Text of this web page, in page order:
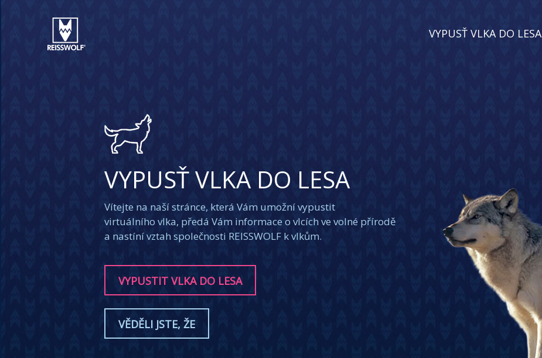
VYPUSŤ VLKA DO LESA
Vítejte na naší stránce, která Vám umožní vypustit
virtuálního vlka, předá Vám informace o vlcích ve volné přírodě
a nastíní vztah společnosti REISSWOLF k vlkům.
VYPUSTIT VLKA DO LESA
VĚDĚLI JSTE, ŽE
VYPUSŤ VLKA DO LESA
.